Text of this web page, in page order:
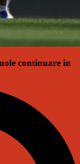
continuare in